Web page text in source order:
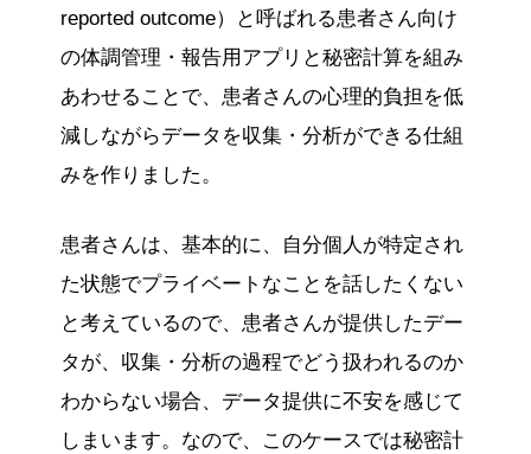
reported outcome）と呼ばれる患者さん向け
の体調管理・報告用アプリと秘密計算を組み
あわせることで、患者さんの心理的負担を低
減しながらデータを収集・分析ができる仕組
みを作りました。
患者さんは、基本的に、自分個人が特定され
た状態でプライベートなことを話したくない
と考えているので、患者さんが提供したデー
タが、収集・分析の過程でどう扱われるのか
わからない場合、データ提供に不安を感じて
しまいます。なので、このケースでは秘密計